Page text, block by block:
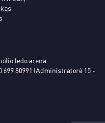
ledo arena
699 80991 (Administratorė 15 -